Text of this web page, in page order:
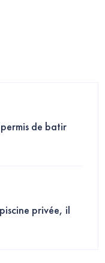
de batir
privée, il